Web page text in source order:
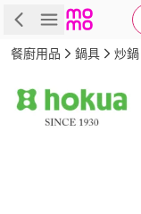
商品
餐廚用品 鍋具 炒鍋